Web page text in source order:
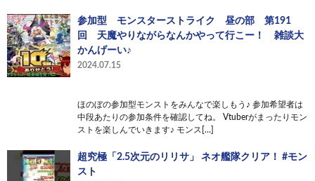
参加型 モンスターストライク 昼の部 第191
回 天魔やりながらなんかやって行こー！ 雑談大
かんげーい♪
2024.07.15
ほのぼの参加型モンストをみんなで楽しもう♪ 参加希望者は
中段あたりの参加条件を確認してね。 Vtuberがまったりモン
ストを楽しんでいきます♪ モンス[…]
超究極「2.5次元のリリサ」 ネオ艦隊クリア！ #モン
スト